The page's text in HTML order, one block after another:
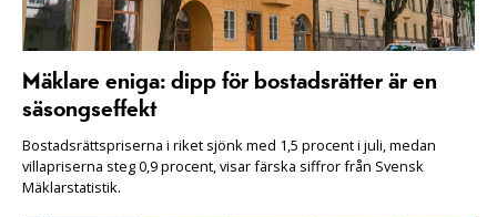
Mäklare eniga: dipp för bostadsrätter är en
säsongseffekt
Bostadsrättspriserna i riket sjönk med 1,5 procent i juli, medan
villapriserna steg 0,9 procent, visar färska siffror från Svensk
Mäklarstatistik.